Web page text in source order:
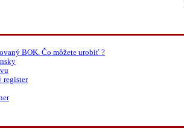
BOK. Čo môžete urobiť ?
register